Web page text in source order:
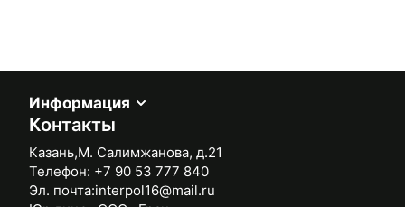
Информация
Контакты
Казань,М. Салимжанова, д.21
Телефон: +7 90 53 777 840
Эл. почта:interpol16@mail.ru